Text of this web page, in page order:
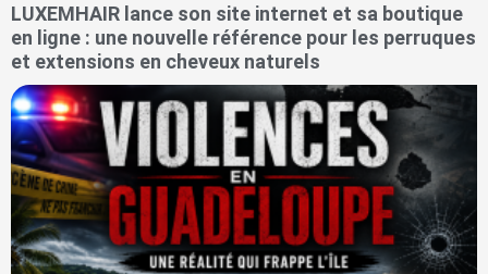
LUXEMHAIR lance son site internet et sa boutique
en ligne : une nouvelle référence pour les perruques
et extensions en cheveux naturels